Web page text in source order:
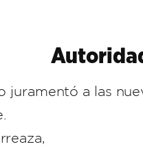
juramentó a las